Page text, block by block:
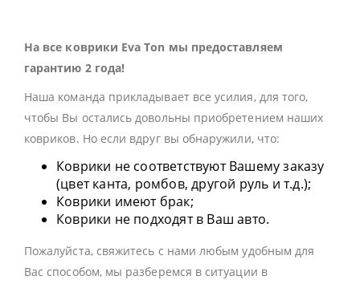
На все коврики Eva Ton мы предоставляем
гарантию 2 года!
Наша команда прикладывает все усилия, для того,
чтобы Вы остались довольны приобретением наших
ковриков. Но если вдруг вы обнаружили, что:
Коврики не соответствуют Вашему заказу
(цвет канта, ромбов, другой руль и т.д.);
Коврики имеют брак;
Коврики не подходят в Ваш авто.
Пожалуйста, свяжитесь с нами любым удобным для
Вас способом, мы разберемся в ситуации в